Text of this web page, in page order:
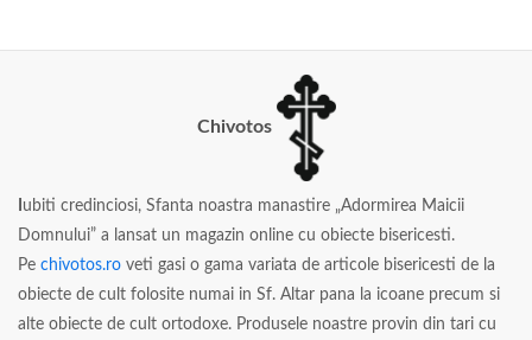
Chivotos
ubiti credinciosi, Sfanta noastra manastire „Adormirea Maicii
Domnului” a lansat un magazin online cu obiecte bisericesti.
Pe chivotos.ro veti gasi o gama variata de articole bisericesti de la
obiecte de cult folosite numai in Sf. Altar pana la icoane precum si
alte obiecte de cult ortodoxe. Produsele noastre provin din tari cu